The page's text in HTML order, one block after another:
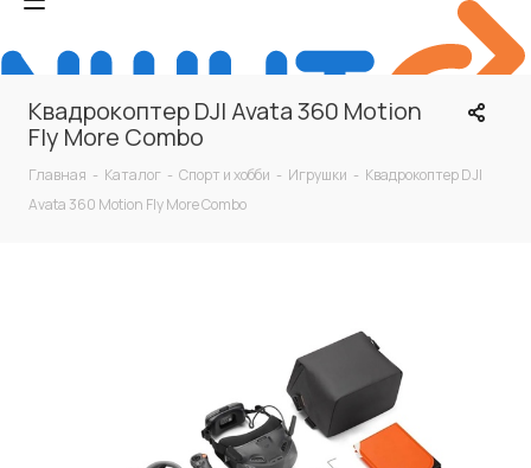
Квадрокоптер DJI Avata 360 Motion
Fly More Combo
Главная - Каталог - Спорт и хобби - Игрушки - Квадрокоптер DJI
Avata 360 Motion Fly More Combo